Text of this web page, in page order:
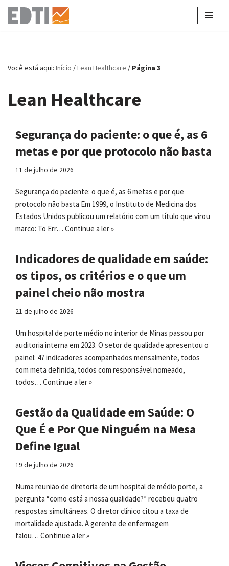
Pular
conteúdo
Você está aqui: Início /Lean Healthcare / Página 3
Lean Healthcare
Segurança do paciente: o que é, as 6
metas e por que protocolo não basta
11 de julho de 2026
Segurança do paciente: o que é, as 6 metas e por que
protocolo não basta Em 1999, o Instituto de Medicina dos
Estados Unidos publicou um relatório com um título que virou
marco: To Err… Continue a ler »
Indicadores de qualidade em saúde:
os tipos, os critérios e o que um
painel cheio não mostra
21 de julho de 2026
Um hospital de porte médio no interior de Minas passou por
auditoria interna em 2023. O setor de qualidade apresentou o
painel: 47 indicadores acompanhados mensalmente, todos
com meta definida, todos com responsável nomeado,
todos… Continue a ler »
Gestão da Qualidade em Saúde: O
Que É e Por Que Ninguém na Mesa
Define Igual
19 de julho de 2026
Numa reunião de diretoria de um hospital de médio porte, a
pergunta “como está a nossa qualidade?” recebeu quatro
respostas simultâneas. O diretor clínico citou a taxa de
mortalidade ajustada. A gerente de enfermagem
falou… Continue a ler »